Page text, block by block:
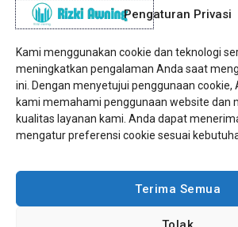
Pengaturan Privasi
Kami menggunakan cookie dan teknologi
meningkatkan pengalaman Anda saat
ini. Dengan menyetujui penggunaan
kami memahami penggunaan website dan
kualitas layanan kami. Anda dapat
mengatur preferensi cookie sesuai
Terima Semua
✆ WhatsApp / Telepon
Pusat Sukabumi
Sukamanis, Kadudampit, Sukabumi
Cabang Jakarta
Kembangan, Jakarta Barat
Sektor A3, Tangerang Selatan